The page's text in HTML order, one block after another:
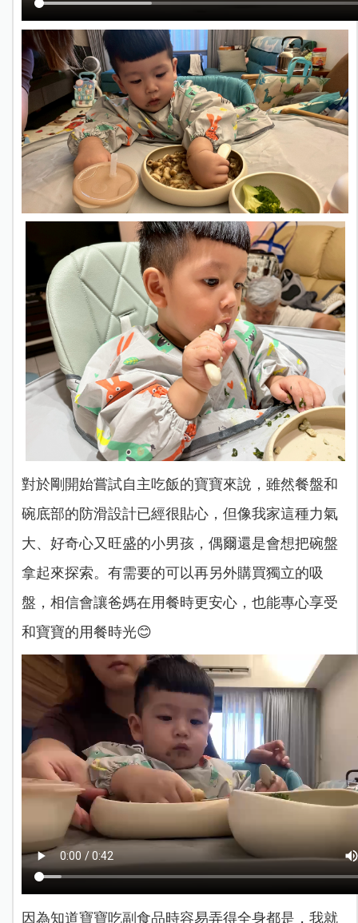
對於剛開始嘗試自主吃飯的寶寶來說，雖然餐盤和
碗底部的防滑設計已經很貼心，但像我家這種力氣
大、好奇心又旺盛的小男孩，偶爾還是會想把碗盤
拿起來探索。有需要的可以再另外購買獨立的吸
盤，相信會讓爸媽在用餐時更安心，也能專心享受
和寶寶的用餐時光😊
因為知道寶寶吃副食品時容易弄得全身都是，我就